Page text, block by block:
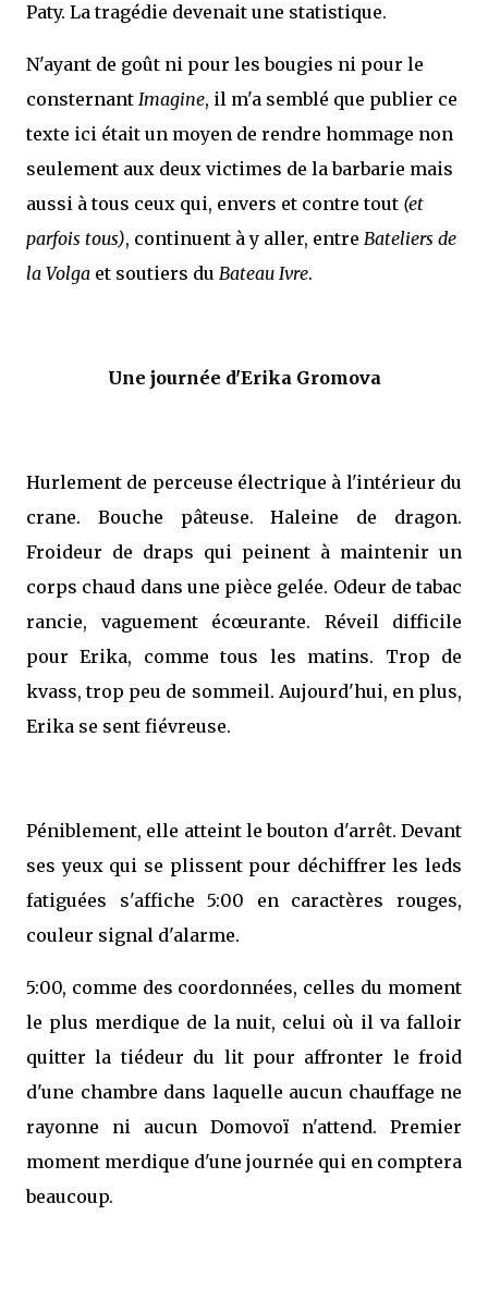
Paty. La tragédie devenait une statistique.
N'ayant de goût ni pour les bougies ni pour le
consternant Imagine, il m'a semblé que publier ce
texte ici était un moyen de rendre hommage non
seulement aux deux victimes de la barbarie mais
aussi à tous ceux qui, envers et contre tout (et
parfois tous), continuent à y aller, entre Bateliers de
la Volga et soutiers du Bateau Ivre.
Une journée d'Erika Gromova
Hurlement de perceuse électrique à l'intérieur du
crane. Bouche pâteuse. Haleine de dragon.
Froideur de draps qui peinent à maintenir un
corps chaud dans une pièce gelée. Odeur de tabac
rancie, vaguement écœurante. Réveil difficile
pour Erika, comme tous les matins. Trop de
kvass, trop peu de sommeil. Aujourd'hui, en plus,
Erika se sent fiévreuse.
Péniblement, elle atteint le bouton d'arrêt. Devant
ses yeux qui se plissent pour déchiffrer les leds
fatiguées s'affiche 5:00 en caractères rouges,
couleur signal d'alarme.
5:00, comme des coordonnées, celles du moment
le plus merdique de la nuit, celui où il va falloir
quitter la tiédeur du lit pour affronter le froid
d'une chambre dans laquelle aucun chauffage ne
rayonne ni aucun Domovoï n'attend. Premier
moment merdique d'une journée qui en comptera
beaucoup.